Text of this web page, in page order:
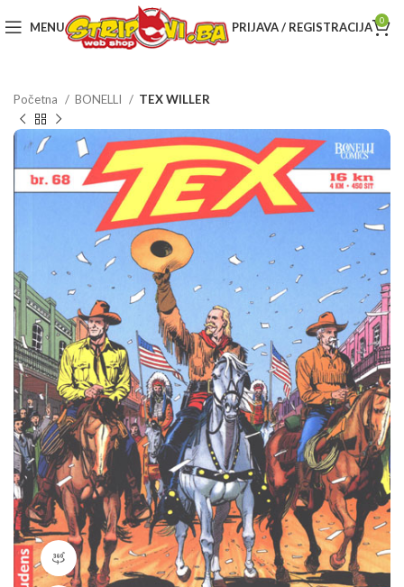
MENU PRIJAVA / REGISTRACIJA 0
Početna BONELLI TEX WILLER
360 product view